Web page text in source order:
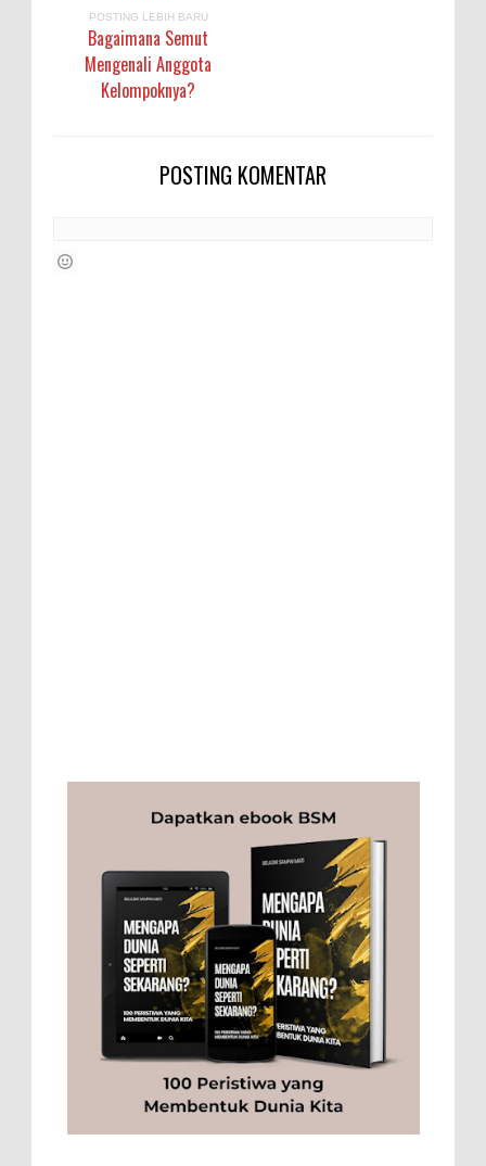
POSTING LEBIH BARU
Bagaimana Semut
Mengenali Anggota
Kelompoknya?
POSTING KOMENTAR